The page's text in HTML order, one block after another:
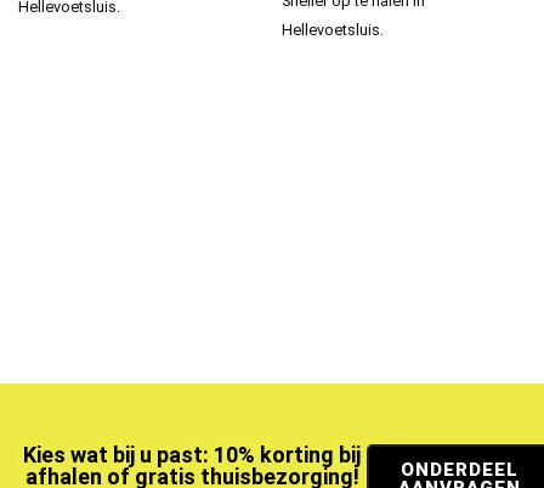
Hellevoetsluis.
Hellevoetsluis.
Kies wat bij u past: 10% korting bij
afhalen of gratis thuisbezorging!
ONDERDEEL